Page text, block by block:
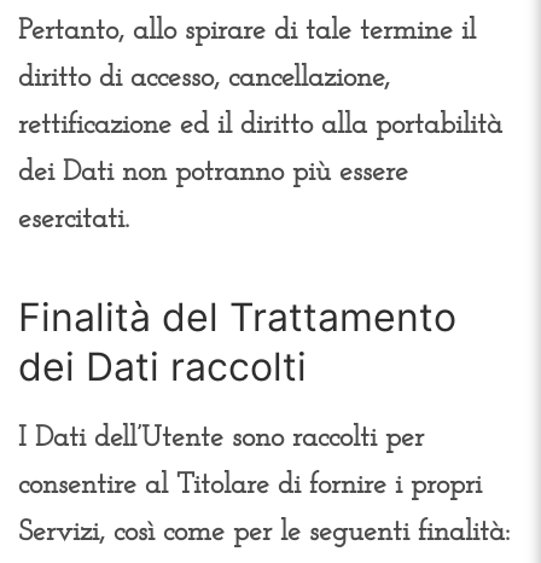
Pertanto, allo spirare di tale termine il
diritto di accesso, cancellazione,
rettificazione ed il diritto alla portabilità
dei Dati non potranno più essere
esercitati.
Finalità del Trattamento
dei Dati raccolti
I Dati dell’Utente sono raccolti per
consentire al Titolare di fornire i propri
Servizi, così come per le seguenti finalità: